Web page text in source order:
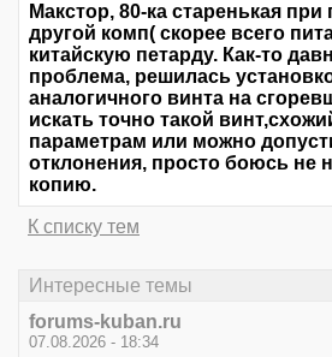
Макстор, 80-ка старенькая
другой комп( скорее всего
китайскую петарду. Как-то
проблема, решилась
аналогичного винта на
искать точно такой
параметрам или можно
отклонения, просто боюсь не
копию.
К списку тем
Интересные темы
forums-kuban.ru
07.08.2026 - 18:34